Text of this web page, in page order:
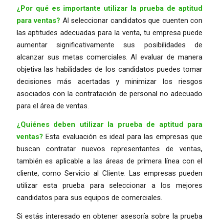
¿Por qué es importante utilizar la prueba de aptitud
para ventas? Al seleccionar candidatos que cuenten con
las aptitudes adecuadas para la venta, tu empresa puede
aumentar significativamente sus posibilidades de
alcanzar sus metas comerciales. Al evaluar de manera
objetiva las habilidades de los candidatos puedes tomar
decisiones más acertadas y minimizar los riesgos
asociados con la contratación de personal no adecuado
para el área de ventas.
¿Quiénes deben utilizar la prueba de aptitud para
ventas? Esta evaluación es ideal para las empresas que
buscan contratar nuevos representantes de ventas,
también es aplicable a las áreas de primera línea con el
cliente, como Servicio al Cliente. Las empresas pueden
utilizar esta prueba para seleccionar a los mejores
candidatos para sus equipos de comerciales.
Si estás interesado en obtener asesoría sobre la prueba